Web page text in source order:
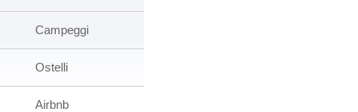
Campeggi
Ostelli
Airbnb